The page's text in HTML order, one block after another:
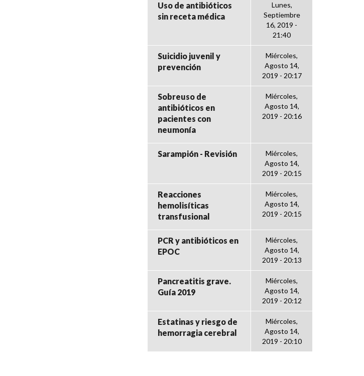
Uso de antibióticos
sin receta médica
Lunes,
Septiembre
16, 2019 -
21:40
Suicidio juvenil y
prevención
Miércoles,
Agosto 14,
2019 - 20:17
Sobreuso de
antibióticos en
pacientes con
neumonía
Miércoles,
Agosto 14,
2019 - 20:16
Sarampión - Revisión
Miércoles,
Agosto 14,
2019 - 20:15
Reacciones
hemolisíticas
transfusional
Miércoles,
Agosto 14,
2019 - 20:15
PCR y antibióticos en
EPOC
Miércoles,
Agosto 14,
2019 - 20:13
Pancreatitis grave.
Guía 2019
Miércoles,
Agosto 14,
2019 - 20:12
Estatinas y riesgo de
hemorragia cerebral
Miércoles,
Agosto 14,
2019 - 20:10